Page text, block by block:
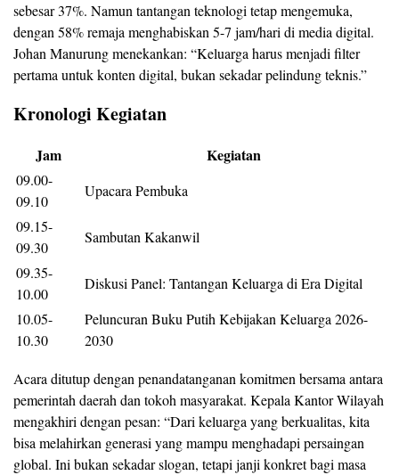
sebesar 37%. Namun tantangan teknologi tetap mengemuka,
dengan 58% remaja menghabiskan 5-7 jam/hari di media digital.
Johan Manurung menekankan: “Keluarga harus menjadi filter
pertama untuk konten digital, bukan sekadar pelindung teknis.”
Kronologi Kegiatan
Jam Kegiatan
09.00-
09.10
Upacara Pembuka
09.15-
09.30
Sambutan Kakanwil
09.35-
10.00
Diskusi Panel: Tantangan Keluarga di Era Digital
10.05-
10.30
Peluncuran Buku Putih Kebijakan Keluarga 2026-
2030
Acara ditutup dengan penandatanganan komitmen bersama antara
pemerintah daerah dan tokoh masyarakat. Kepala Kantor Wilayah
mengakhiri dengan pesan: “Dari keluarga yang berkualitas, kita
bisa melahirkan generasi yang mampu menghadapi persaingan
global. Ini bukan sekadar slogan, tetapi janji konkret bagi masa